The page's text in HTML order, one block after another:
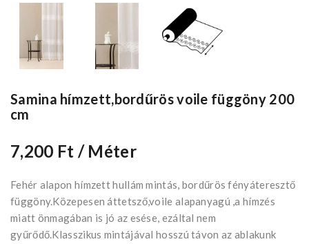
Samina hímzett,bordűrös voile függöny 200
cm
7,200 Ft / Méter
Fehér alapon hímzett hullám mintás, bordűrös fényáteresztő
függöny.Közepesen áttetsző,voile alapanyagú ,a hímzés
miatt önmagában is jó az esése, ezáltal nem
gyűrődő.Klasszikus mintájával hosszú távon az ablakunk